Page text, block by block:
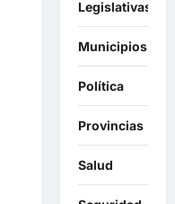
Legislativas
Municipios
Política
Provincias
Salud